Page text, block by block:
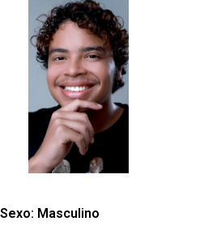
Sexo: Masculino